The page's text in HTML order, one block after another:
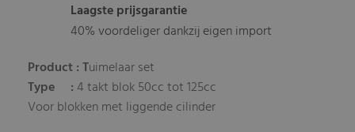
Laagste prijsgarantie
40% voordeliger dankzij eigen import
Product : Tuimelaar set
Type : 4 takt blok 50cc tot 125cc
Voor blokken met liggende cilinder